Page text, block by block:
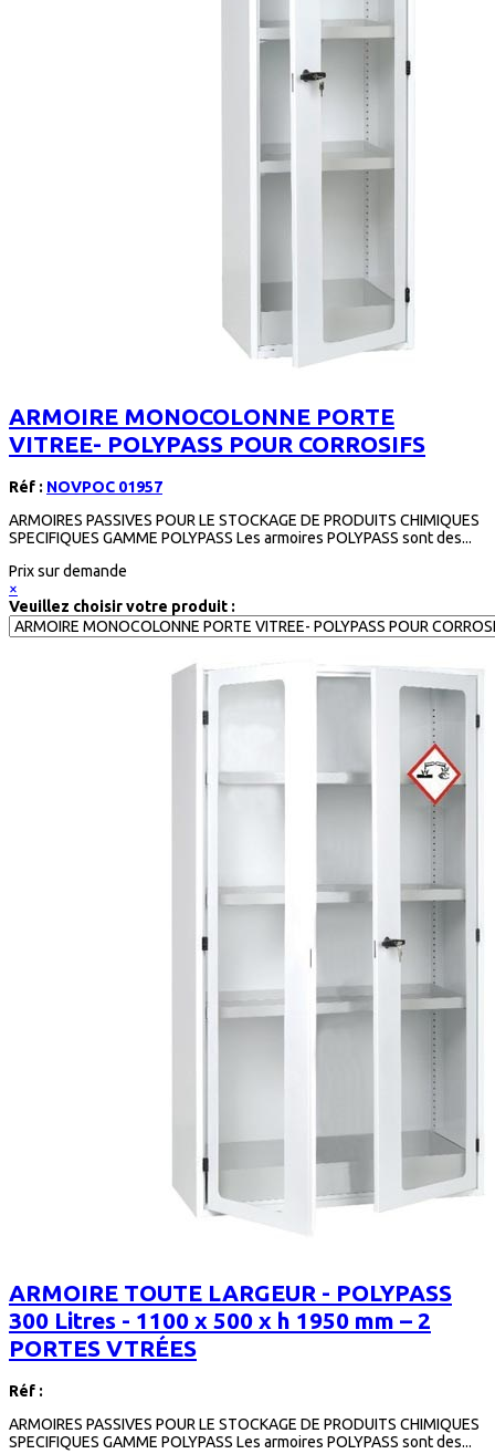
ARMOIRE MONOCOLONNE PORTE
VITREE- POLYPASS POUR CORROSIFS
Réf : NOVPOC 01957
ARMOIRES PASSIVES POUR LE STOCKAGE DE PRODUITS CHIMIQUES
SPECIFIQUES GAMME POLYPASS Les armoires POLYPASS sont des...
Prix sur demande
×
Veuillez choisir votre produit :
ARMOIRE TOUTE LARGEUR - POLYPASS
300 Litres - 1100 x 500 x h 1950 mm – 2
PORTES VTRÉES
Réf :
ARMOIRES PASSIVES POUR LE STOCKAGE DE PRODUITS CHIMIQUES
SPECIFIQUES GAMME POLYPASS Les armoires POLYPASS sont des...